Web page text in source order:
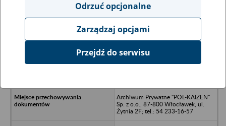
Ukryj wszystkie pozycje bazy
Handlowa Spółdzielnia Pracy, 86-
Archiwum Prywatne "POL-KAIZEN"
Sp. z o.o., 87-800 Włocławek, ul.
Żytnia 2F; tel.: 54 233-16-57
Odrzuć opcjonalne
Zarządzaj opcjami
Przejdź do serwisu